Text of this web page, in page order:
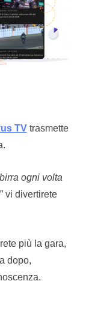
TVtrasmette
ogni volta
” vi divertirete
più la gara,
dopo,